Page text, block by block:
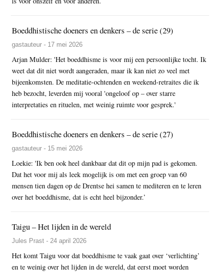
Boeddhistische doeners en denkers – de serie (29)
gastauteur - 17 mei 2026
Arjan Mulder: 'Het boeddhisme is voor mij een persoonlijke tocht. Ik
weet dat dit niet wordt aangeraden, maar ik kan niet zo veel met
bijeenkomsten. De meditatie-ochtenden en weekend-retraites die ik
heb bezocht, leverden mij vooral 'ongeloof op – over starre
interpretaties en rituelen, met weinig ruimte voor gesprek.'
Boeddhistische doeners en denkers – de serie (27)
gastauteur - 15 mei 2026
Loekie: 'Ik ben ook heel dankbaar dat dit op mijn pad is gekomen.
Dat het voor mij als leek mogelijk is om met een groep van 60
mensen tien dagen op de Drentse hei samen te mediteren en te leren
over het boeddhisme, dat is echt heel bijzonder.’
Taigu – Het lijden in de wereld
Jules Prast - 24 april 2026
Het komt Taigu voor dat boeddhisme te vaak gaat over ‘verlichting’
en te weinig over het lijden in de wereld, dat eerst moet worden